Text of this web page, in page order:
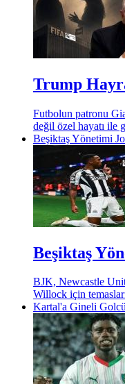
Trump
Futbolun patronu
değil özel hayatı ile
Beşiktaş Yönetimi
Beşiktaş
BJK, Newcastle
Willock için
Kartal'a Gineli